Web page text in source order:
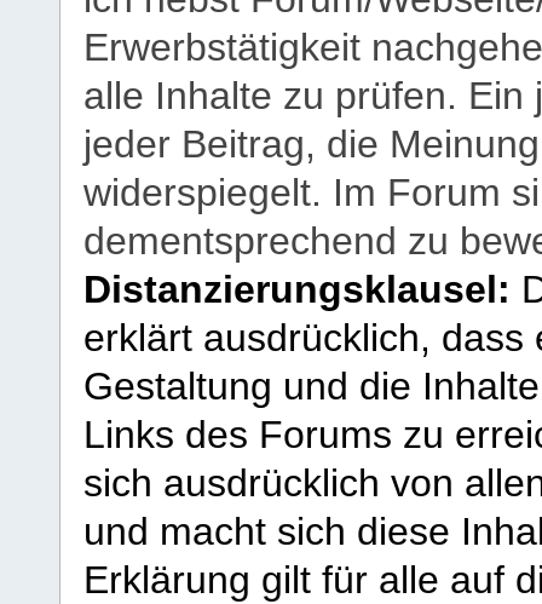
Erwerbstätigkeit
alle Inhalte zu prüfen.
jeder Beitrag, die
widerspiegelt. Im Forum
dementsprechend zu
Distanzierungsklausel:
erklärt ausdrücklich,
Gestaltung und die
Links des Forums zu
sich ausdrücklich von
und macht sich diese
Erklärung gilt für alle auf